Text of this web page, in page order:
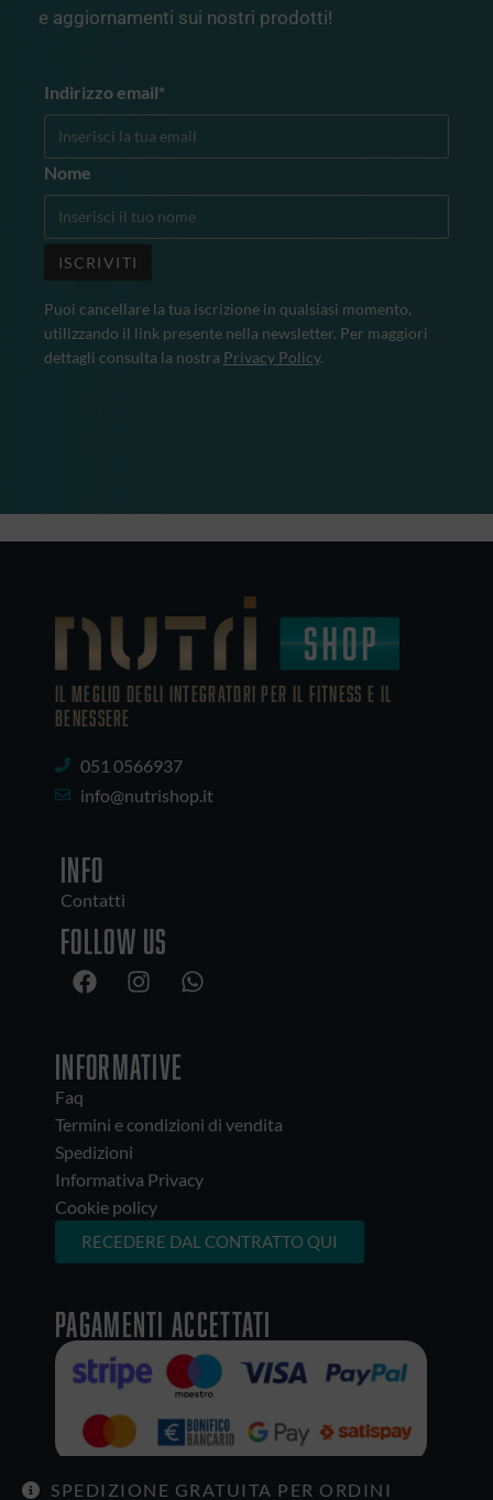
SPEDIZIONE GRATUITA PER ORDINI
e aggiornamenti sui nostri prodotti!
Indirizzo email*
Nome
Puoi cancellare la tua iscrizione in qualsiasi momento,
utilizzando il link presente nella newsletter. Per maggiori
dettagli consulta la nostra Privacy Policy.
IL MEGLIO DEGLI Integratori PER IL FITNESS E IL
BENESSERE
051 0566937
info@nutrishop.it
INFO
Contatti
Follow us
INFORMATIVE
Faq
Termini e condizioni di vendita
Spedizioni
Informativa Privacy
Cookie policy
RECEDERE DAL CONTRATTO QUI
Pagamenti accettati